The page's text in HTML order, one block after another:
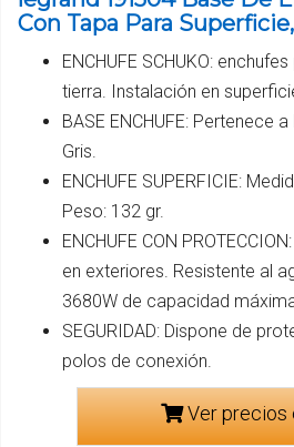
Con Tapa Para
ENCHUFE SCHUKO:
tierra. Instalación en
BASE ENCHUFE: Pertenece
Gris.
ENCHUFE SUPERFICIE:
Peso: 132 gr.
ENCHUFE CON
en exteriores. Resistente al
3680W de capacidad
SEGURIDAD: Dispone de
polos de conexión.
Ver precios